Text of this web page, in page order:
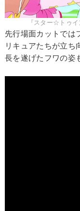
『スター☆トゥ
先行場面カットでは
リキュアたちが立ち
長を遂げたフワの姿